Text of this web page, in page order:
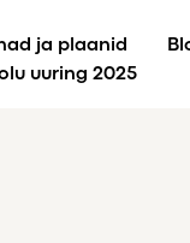
ja plaanid
uuring 2025